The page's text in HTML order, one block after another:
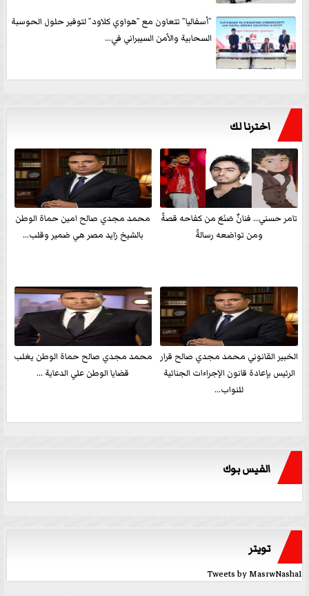
”أسفاليا” تتعاون مع ”هواوي كلاود” لتوفير حلول الحوسبة
السحابية والأمن السيبراني في...
اخترنا لك
تامر حسني… فنانٌ صَنَعَ من كفاحه قصةً
ومن تواضعه رسالةً
محمد مجدي صالح امين حماة الوطن
بالشيخ زايد مصر هي ضمير وقلب...
الخبير القانوني محمد مجدي صالح قرار
الرئيس بإعادة قانون الإجراءات الجنائية
للنواب...
محمد مجدي صالح حماة الوطن يغلب
قضايا الوطن علي الدعاية ...
الفيس بوك
تويتر
Tweets by MasrwNasha1